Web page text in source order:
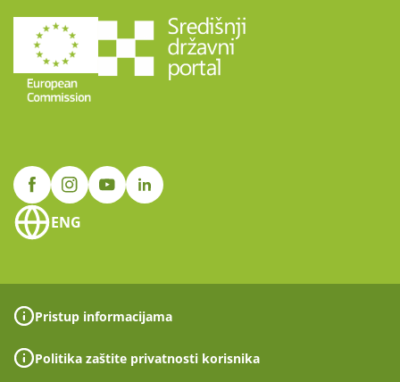
ENG
Pristup informacijama
Politika zaštite privatnosti korisnika